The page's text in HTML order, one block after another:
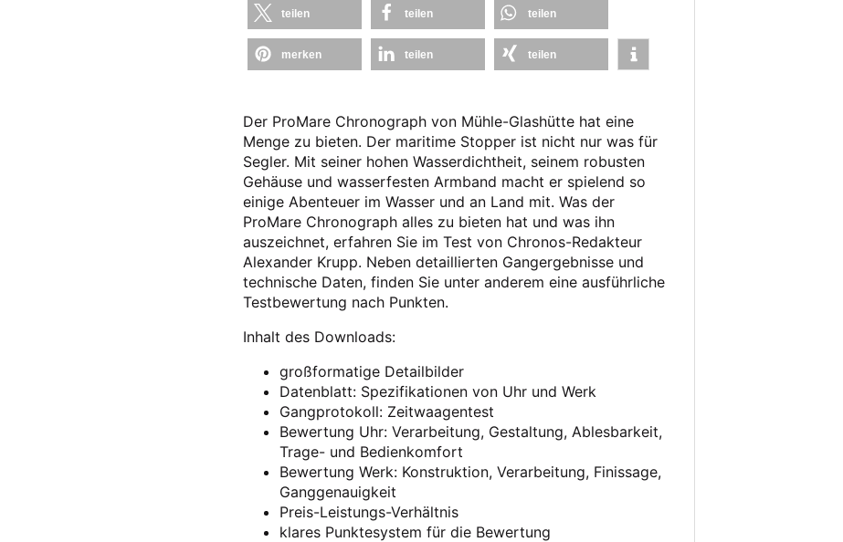
teilen teilen teilen
merken teilen teilen
Der ProMare Chronograph von Mühle-Glashütte hat eine
Menge zu bieten. Der maritime Stopper ist nicht nur was für
Segler. Mit seiner hohen Wasserdichtheit, seinem robusten
Gehäuse und wasserfesten Armband macht er spielend so
einige Abenteuer im Wasser und an Land mit. Was der
ProMare Chronograph alles zu bieten hat und was ihn
auszeichnet, erfahren Sie im Test von Chronos-Redakteur
Alexander Krupp. Neben detaillierten Gangergebnisse und
technische Daten, finden Sie unter anderem eine ausführliche
Testbewertung nach Punkten.
Inhalt des Downloads:
großformatige Detailbilder
Datenblatt: Spezifikationen von Uhr und Werk
Gangprotokoll: Zeitwaagentest
Bewertung Uhr: Verarbeitung, Gestaltung, Ablesbarkeit,
Trage- und Bedienkomfort
Bewertung Werk: Konstruktion, Verarbeitung, Finissage,
Ganggenauigkeit
Preis-Leistungs-Verhältnis
klares Punktesystem für die Bewertung